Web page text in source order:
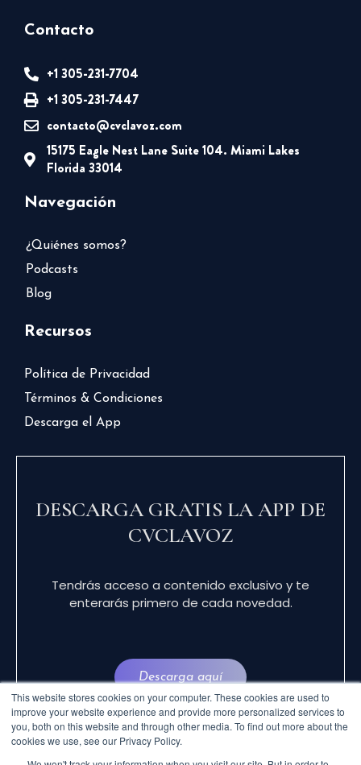
This website stores cookies on your computer. These cookies are used to
improve your website experience and provide more personalized services to
you, both on this website and through other media. To find out more about the
cookies we use, see our Privacy Policy.
Contacto
+1 305-231-7704
+1 305-231-7447
contacto@cvclavoz.com
15175 Eagle Nest Lane Suite 104. Miami Lakes
Florida 33014
Navegación
¿Quiénes somos?
Podcasts
Blog
Recursos
Política de Privacidad
Términos & Condiciones
Descarga el App
DESCARGA GRATIS LA APP DE
CVCLAVOZ
Tendrás acceso a contenido exclusivo y te
enterarás primero de cada novedad.
Descarga aquí